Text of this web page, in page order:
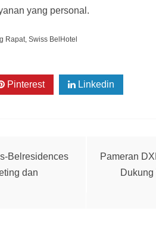
yang personal.
Rapat, Swiss BelHotel
Pinterest Linkedin
Belresidences
dan
Pameran